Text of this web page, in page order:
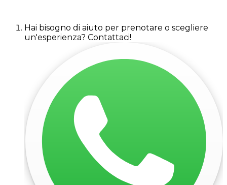
Hai bisogno di aiuto per prenotare o scegliere
un'esperienza? Contattaci!